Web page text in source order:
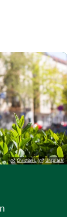
Christian L( Unsplash)